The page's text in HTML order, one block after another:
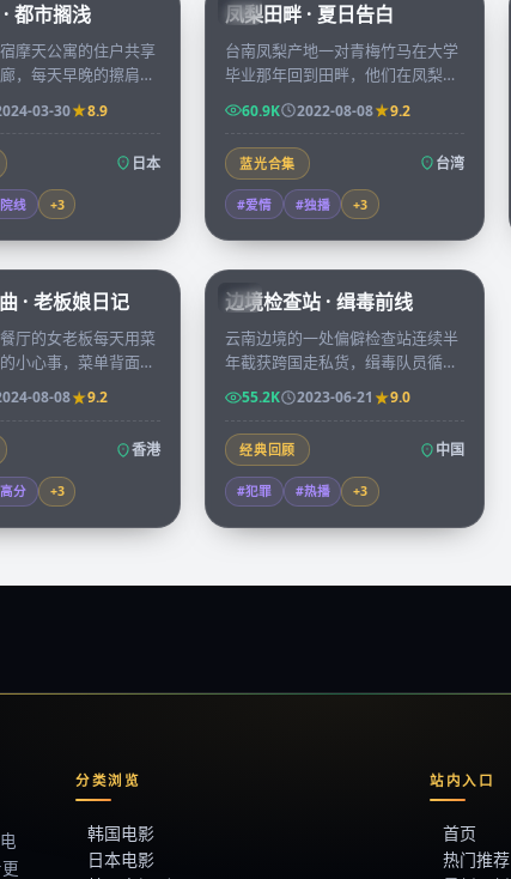
都市搁浅
摩天公寓的住户共享
，每天早晚的擦肩里
出彼此正在经历的隐
03-30 8.9
日本
线 +3
TW
凤梨田畔 · 夏日告白
台南凤梨产地一对青梅竹马在大学
毕业那年回到田畔，他们在凤梨花
开的两周里决定是要继续守住家业
还是奔向各自的都市理想。
60.9K 2022-08-08 9.2
蓝光合集 台湾
#爱情 #独播 +3
70:07
· 老板娘日记
厅的女老板每天用菜
小心事，菜单背面的
位常客抄录下来出版
港回响。
08-08 9.2
香港
分 +3
CN
52:09
边境检查站 · 缉毒前线
云南边境的一处偏僻检查站连续半
年截获跨国走私货，缉毒队员循着
一枚不起眼的硬币追到金三角，揭
开十年前未结的旧案。
55.2K 2023-06-21 9.0
经典回顾 中国
#犯罪 #热播 +3
电
分类浏览
韩国电影
日本电影
站内入口
首页
热门推荐